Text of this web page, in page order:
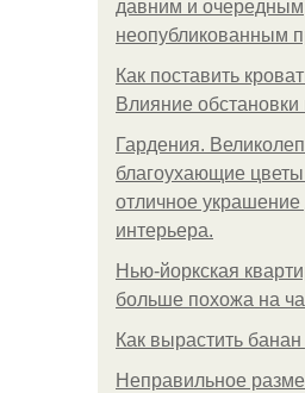
давним и очередным
неопубликованным
Как поставить
Влияние обстановки
Гардения.
благоухающие
отличное
интерьера.
Нью-йоркская
больше похожа на
Как вырастить
Неправильное